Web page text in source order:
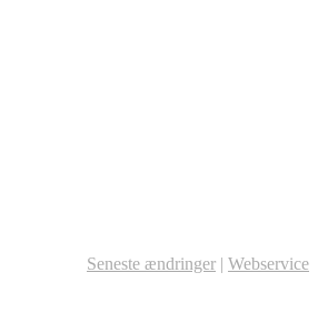
Seneste ændringer | Webservice